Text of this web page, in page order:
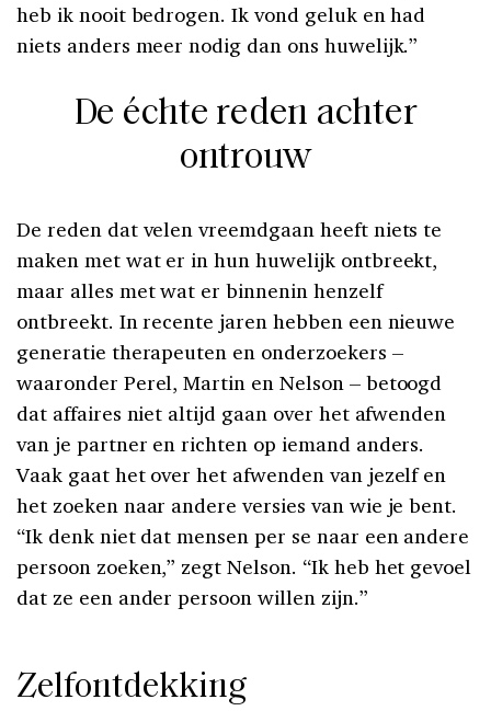
heb ik nooit bedrogen. Ik vond geluk en had
niets anders meer nodig dan ons huwelijk.”
De échte reden achter
ontrouw
De reden dat velen vreemdgaan heeft niets te
maken met wat er in hun huwelijk ontbreekt,
maar alles met wat er binnenin henzelf
ontbreekt. In recente jaren hebben een nieuwe
generatie therapeuten en onderzoekers –
waaronder Perel, Martin en Nelson – betoogd
dat affaires niet altijd gaan over het afwenden
van je partner en richten op iemand anders.
Vaak gaat het over het afwenden van jezelf en
het zoeken naar andere versies van wie je bent.
“Ik denk niet dat mensen per se naar een andere
persoon zoeken,” zegt Nelson. “Ik heb het gevoel
dat ze een ander persoon willen zijn.”
Zelfontdekking